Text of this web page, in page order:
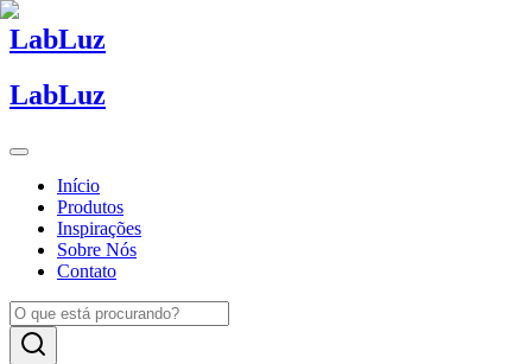
LabLuz
LabLuz
Início
Produtos
Inspirações
Sobre Nós
Contato